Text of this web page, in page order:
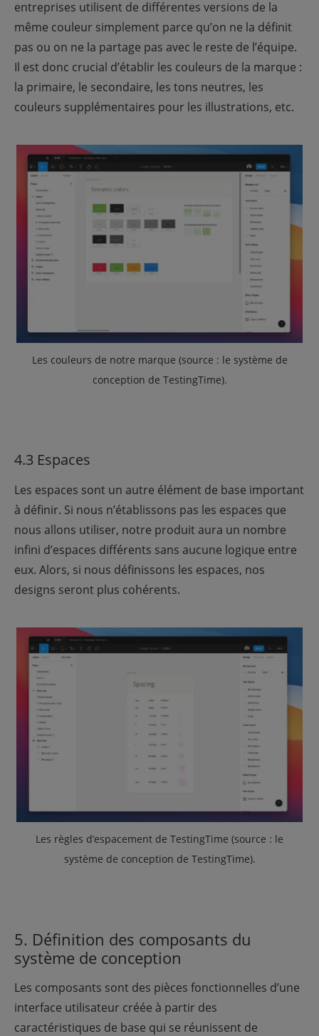
entreprises utilisent de différentes versions de la
même couleur simplement parce qu’on ne la définit
pas ou on ne la partage pas avec le reste de l’équipe.
Il est donc crucial d’établir les couleurs de la marque :
la primaire, le secondaire, les tons neutres, les
couleurs supplémentaires pour les illustrations, etc.
Les couleurs de notre marque (source : le système de
conception de TestingTime).
4.3 Espaces
Les espaces sont un autre élément de base important
à définir. Si nous n’établissons pas les espaces que
nous allons utiliser, notre produit aura un nombre
infini d’espaces différents sans aucune logique entre
eux. Alors, si nous définissons les espaces, nos
designs seront plus cohérents.
Les règles d’espacement de TestingTime (source : le
système de conception de TestingTime).
5. Définition des composants du
système de conception
Les composants sont des pièces fonctionnelles d’une
interface utilisateur créée à partir des
caractéristiques de base qui se réunissent de